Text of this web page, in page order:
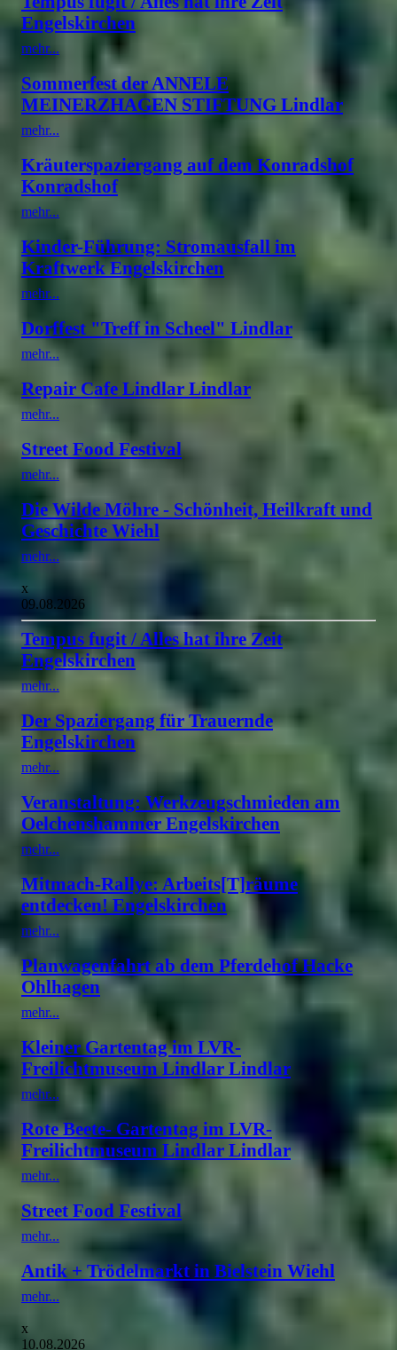
Engelskirchen
mehr...
Sommerfest der ANNELE
MEINERZHAGEN STIFTUNG Lindlar
mehr...
Kräuterspaziergang auf dem Konradshof
Konradshof
mehr...
Kinder-Führung: Stromausfall im
Kraftwerk Engelskirchen
mehr...
Dorffest "Treff in Scheel" Lindlar
mehr...
Repair Cafe Lindlar Lindlar
mehr...
Street Food Festival
mehr...
Die Wilde Möhre - Schönheit, Heilkraft und
Geschichte Wiehl
mehr...
x
09.08.2026
Tempus fugit / Alles hat ihre Zeit
Engelskirchen
mehr...
Der Spaziergang für Trauernde
Engelskirchen
mehr...
Veranstaltung: Werkzeugschmieden am
Oelchenshammer Engelskirchen
mehr...
Mitmach-Rallye: Arbeits[T]räume
entdecken! Engelskirchen
mehr...
Planwagenfahrt ab dem Pferdehof Hacke
Ohlhagen
mehr...
Kleiner Gartentag im LVR-
Freilichtmuseum Lindlar Lindlar
mehr...
Rote Beete- Gartentag im LVR-
Freilichtmuseum Lindlar Lindlar
mehr...
Street Food Festival
mehr...
Antik + Trödelmarkt in Bielstein Wiehl
mehr...
x
10.08.2026